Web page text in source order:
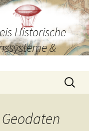
Historische
&
Suchen
nach: